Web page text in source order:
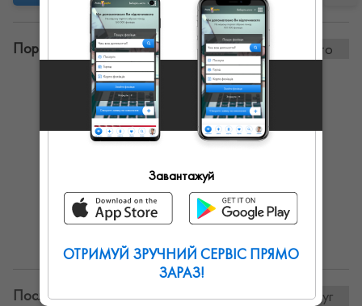
Портфоліо винаних робіт: 3 фото
Послуги та ціни:
9послуг
Завантажуй
ОТРИМУЙ ЗРУЧНИЙ СЕРВІС ПРЯМО
ЗАРАЗ!